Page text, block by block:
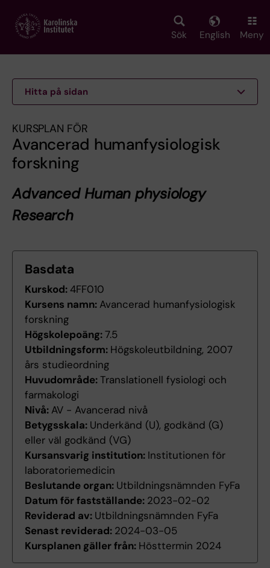
main
Sök English Meny
Hitta på sidan
KURSPLAN FÖR
Avancerad humanfysiologisk
forskning
Advanced Human physiology
Research
Basdata
Kurskod:4FF010
Kursens namn: Avancerad humanfysiologisk
forskning
Högskolepoäng:7.5
Utbildningsform: Högskoleutbildning, 2007
års studieordning
Huvudområde:Translationell fysiologi och
farmakologi
Nivå: AV - Avancerad nivå
Betygsskala: Underkänd (U), godkänd (G)
eller väl godkänd (VG)
Kursansvarig institution: Institutionen för
laboratoriemedicin
Beslutande organ: Utbildningsnämnden FyFa
Datum för fastställande: 2023-02-02
Reviderad av: Utbildningsnämnden FyFa
Senast reviderad: 2024-03-05
Kursplanen gäller från: Hösttermin 2024